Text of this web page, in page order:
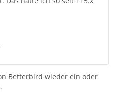
Betterbird wieder ein oder